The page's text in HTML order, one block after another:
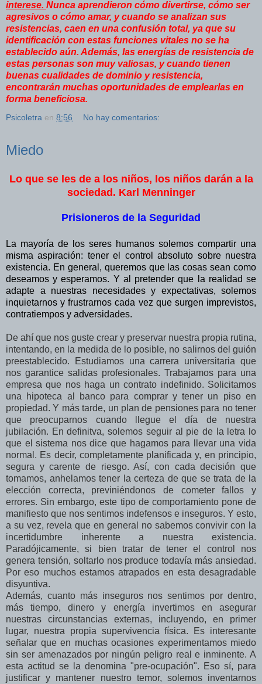
interese. Nunca aprendieron cómo divertirse, cómo ser
agresivos o cómo amar, y cuando se analizan sus
resistencias, caen en una confusión total, ya que su
identificación con estas funciones vitales no se ha
establecido aún. Además, las energías de resistencia de
estas personas son muy valiosas, y cuando tienen
buenas cualidades de dominio y resistencia,
encontrarán muchas oportunidades de emplearlas en
forma beneficiosa.
Psicoletra en 8:56 No hay comentarios:
Miedo
Lo que se les de a los niños, los niños darán a la
sociedad. Karl Menninger
Prisioneros de la Seguridad
La mayoría de los seres humanos solemos compartir una
misma aspiración: tener el control absoluto sobre nuestra
existencia. En general, queremos que las cosas sean como
deseamos y esperamos. Y al pretender que la realidad se
adapte a nuestras necesidades y expectativas, solemos
inquietarnos y frustrarnos cada vez que surgen imprevistos,
contratiempos y adversidades.
De ahí que nos guste crear y preservar nuestra propia rutina,
intentando, en la medida de lo posible, no salirnos del guión
preestablecido. Estudiamos una carrera universitaria que
nos garantice salidas profesionales. Trabajamos para una
empresa que nos haga un contrato indefinido. Solicitamos
una hipoteca al banco para comprar y tener un piso en
propiedad. Y más tarde, un plan de pensiones para no tener
que preocuparnos cuando llegue el día de nuestra
jubilación. En definitva, solemos seguir al pie de la letra lo
que el sistema nos dice que hagamos para llevar una vida
normal. Es decir, completamente planificada y, en principio,
segura y carente de riesgo. Así, con cada decisión que
tomamos, anhelamos tener la certeza de que se trata de la
elección correcta, previniéndonos de cometer fallos y
errores. Sin embargo, este tipo de comportamiento pone de
manifiesto que nos sentimos indefensos e inseguros. Y esto,
a su vez, revela que en general no sabemos convivir con la
incertidumbre inherente a nuestra existencia.
Paradójicamente, si bien tratar de tener el control nos
genera tensión, soltarlo nos produce todavía más ansiedad.
Por eso muchos estamos atrapados en esta desagradable
disyuntiva.
Además, cuanto más inseguros nos sentimos por dentro,
más tiempo, dinero y energía invertimos en asegurar
nuestras circunstancias externas, incluyendo, en primer
lugar, nuestra propia supervivencia física. Es interesante
señalar que en muchas ocasiones experimentamos miedo
sin ser amenazados por ningún peligro real e inminente. A
esta actitud se la denomina "pre-ocupación". Eso sí, para
justificar y mantener nuestro temor, solemos inventarnos